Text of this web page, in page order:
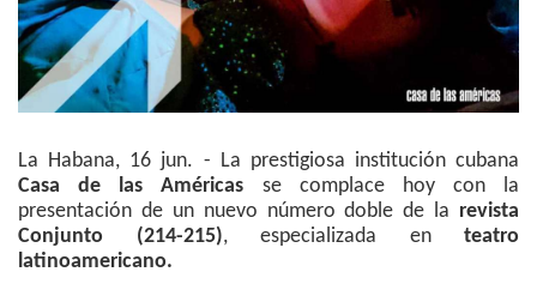
La Habana, 16 jun. - La prestigiosa institución cubana
Casa de las Américas se complace hoy con la
presentación de un nuevo número doble de la revista
Conjunto (214-215), especializada en teatro
latinoamericano.